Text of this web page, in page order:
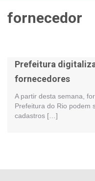
fornecedor
Prefeitura
fornecedores
A partir desta semana,
Prefeitura do Rio podem
cadastros […]